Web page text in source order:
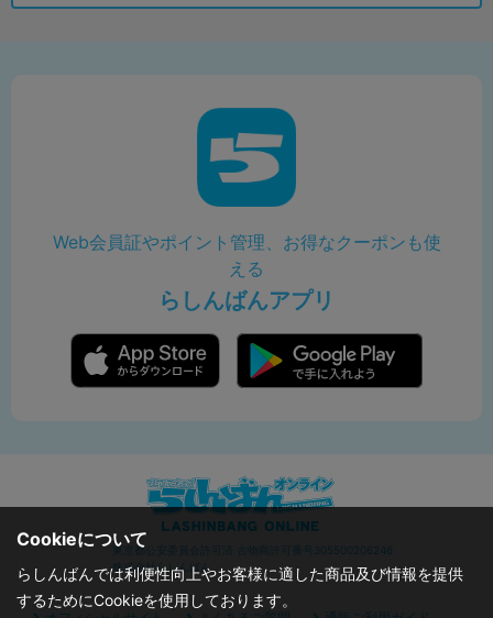
Web会員証やポイント管理、お得なクーポンも使
える
らしんばんアプリ
東京都公安委員会許可済 古物商許可番号305500206246
株式会社らしんばん
Cookieについて
らしんばんでは利便性向上やお客様に適した商品及び情報を提供
するためにCookieを使用しております。